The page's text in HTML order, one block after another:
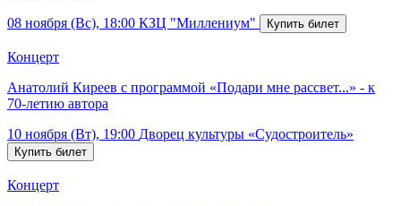
08 ноября (Вс), 18:00 КЗЦ "Миллениум"
Концерт
Анатолий Киреев с программой «Подари мне рассвет...» - к
70-летию автора
10 ноября (Вт), 19:00 Дворец культуры «Судостроитель»
Концерт